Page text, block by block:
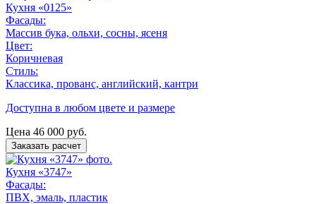
Кухня «0125»
Фасады:
Массив бука, ольхи, сосны, ясеня
Цвет:
Коричневая
Стиль:
Классика, прованс, английский, кантри
Доступна в любом цвете и размере
Цена 46 000 руб.
Заказать расчет
Кухня «3747»
Фасады:
ПВХ, эмаль, пластик